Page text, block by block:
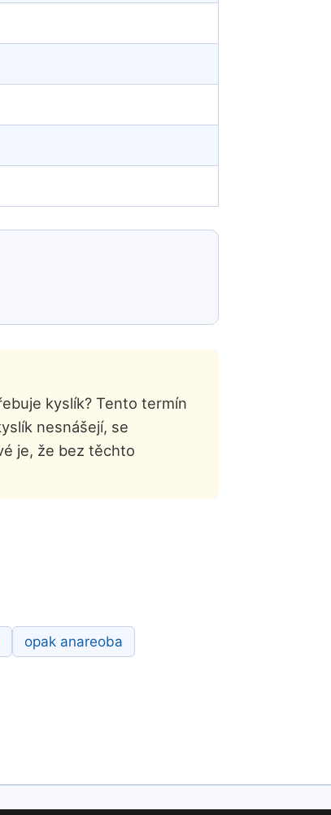
kyslík? Tento termín
nesnášejí, se
je, že bez těchto
opak anareoba